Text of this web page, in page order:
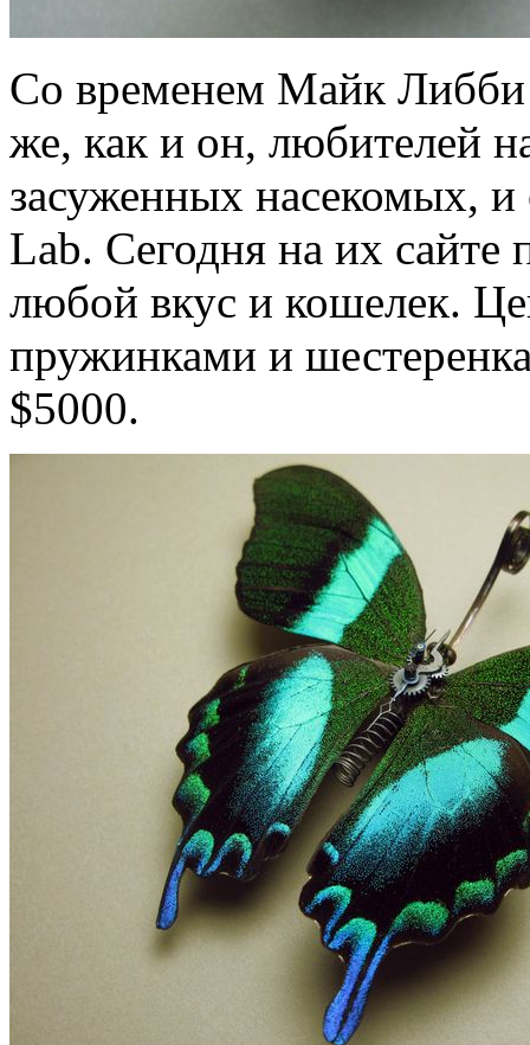
Со временем Майк Либби
же, как и он, любителей
засуженных насекомых,
Lab. Сегодня на их сайте
любой вкус и кошелек.
пружинками и
$5000.